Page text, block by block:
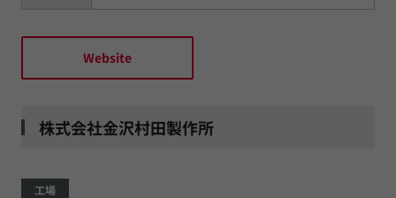
Website
株式会社金沢村田製作所
工場